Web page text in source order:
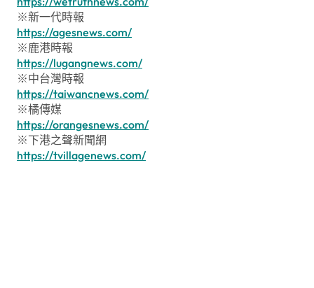
※新一代時報
https://agesnews.com/
※鹿港時報
https://lugangnews.com/
※中台灣時報
https://taiwancnews.com/
※橘傳媒
https://orangesnews.com/
※下港之聲新聞網
https://tvillagenews.com/